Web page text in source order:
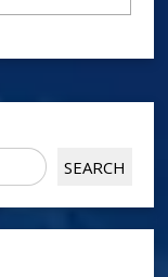
SEARCH